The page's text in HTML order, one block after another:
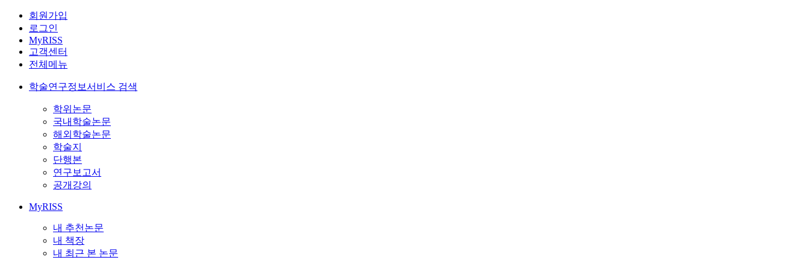
회원가입
로그인
MyRISS
고객센터
전체메뉴
학술연구정보서비스 검색
학위논문
국내학술논문
해외학술논문
학술지
단행본
연구보고서
공개강의
MyRISS
내 추천논문
내 책장
내 최근 본 논문